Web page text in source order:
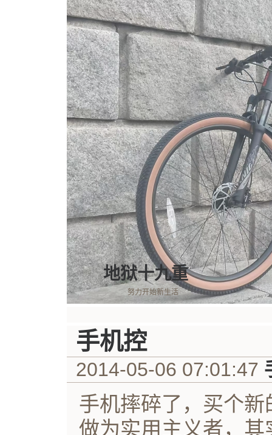
地狱十九重
努力开始新生活
手机控
2014-05-06 07:01:47
手机摔碎了，买个
做为实用主义者，